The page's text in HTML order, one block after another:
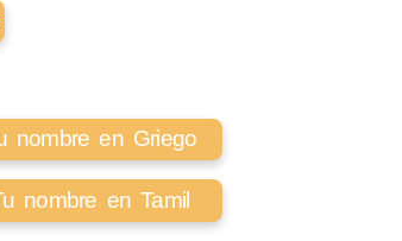
nombre en Griego
nombre en Tamil